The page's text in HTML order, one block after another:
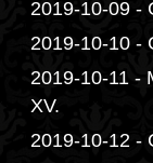
2019-10-09 -
2019-10-10 -
2019-10-11 -
XV.
2019-10-12 -